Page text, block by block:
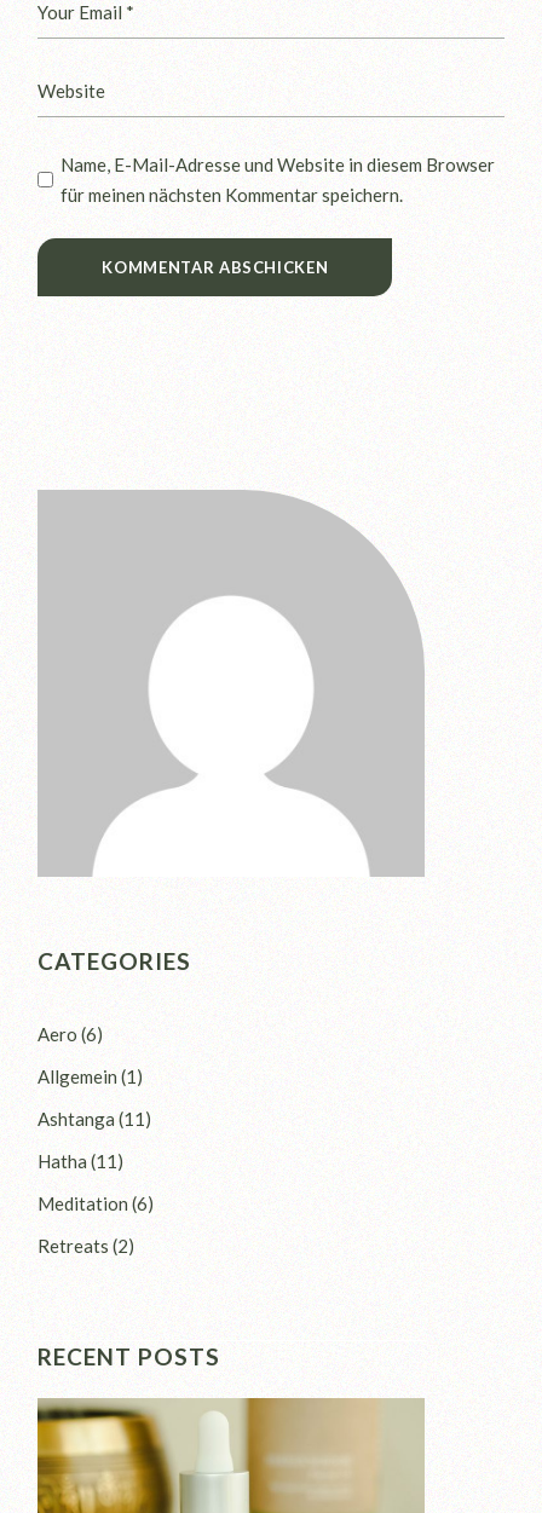
Name, E-Mail-Adresse und Website in diesem Browser
für meinen nächsten Kommentar speichern.
KOMMENTAR ABSCHICKEN
CATEGORIES
Aero(6)
Allgemein(1)
Ashtanga(11)
Hatha(11)
Meditation(6)
Retreats (2)
RECENT POSTS